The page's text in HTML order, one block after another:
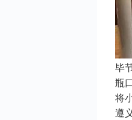
毕
瓶
将
遵